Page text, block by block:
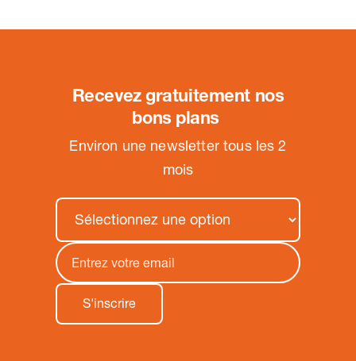
Recevez gratuitement nos
bons plans
Environ une newsletter tous les 2
mois